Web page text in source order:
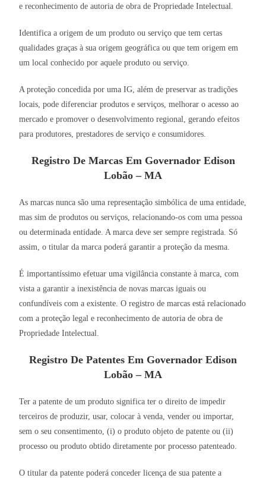
e reconhecimento de autoria de obra de Propriedade Intelectual.
Identifica a origem de um produto ou serviço que tem certas
qualidades graças à sua origem geográfica ou que tem origem em
um local conhecido por aquele produto ou serviço.
A proteção concedida por uma IG, além de preservar as tradições
locais, pode diferenciar produtos e serviços, melhorar o acesso ao
mercado e promover o desenvolvimento regional, gerando efeitos
para produtores, prestadores de serviço e consumidores.
Registro De Marcas Em Governador Edison
Lobão – MA
As marcas nunca são uma representação simbólica de uma entidade,
mas sim de produtos ou serviços, relacionando-os com uma pessoa
ou determinada entidade. A marca deve ser sempre registrada. Só
assim, o titular da marca poderá garantir a proteção da mesma.
É importantíssimo efetuar uma vigilância constante à marca, com
vista a garantir a inexistência de novas marcas iguais ou
confundíveis com a existente. O registro de marcas está relacionado
com a proteção legal e reconhecimento de autoria de obra de
Propriedade Intelectual.
Registro De Patentes Em Governador Edison
Lobão – MA
Ter a patente de um produto significa ter o direito de impedir
terceiros de produzir, usar, colocar à venda, vender ou importar,
sem o seu consentimento, (i) o produto objeto de patente ou (ii)
processo ou produto obtido diretamente por processo patenteado.
O titular da patente poderá conceder licença de sua patente a